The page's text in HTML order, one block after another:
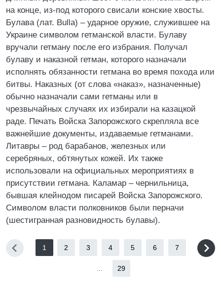
на конце, из-под которого свисали конские хвосты.
Булава (лат. Bulla) – ударное оружие, служившее на
Украине символом гетманской власти. Булаву
вручали гетману после его избрания. Получал
булаву и наказной гетман, которого назначали
исполнять обязанности гетмана во время похода или
битвы. Наказных (от слова «наказ», назначенные)
обычно назначали сами гетманы или в
чрезвычайных случаях их избирали на казацкой
раде. Печать Войска Запорожского скрепляла все
важнейшие документы, издаваемые гетманами.
Литавры – род барабанов, железных или
серебряных, обтянутых кожей. Их также
использовали на официальных мероприятиях в
присутствии гетмана. Каламар – чернильница,
бывшая клейнодом писарей Войска Запорожского.
Символом власти полковников были перначи
(шестигранная разновидность булавы).
1 2 3 4 5 6 7
29